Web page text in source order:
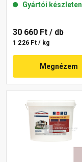
Gyártói készleten
30 660 Ft / db
1 226 Ft / kg
Megnézem